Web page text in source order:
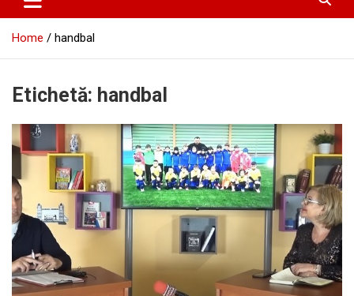
Home handbal
Etichetă: handbal